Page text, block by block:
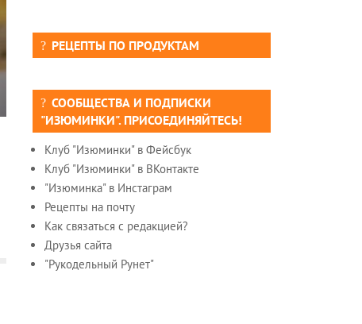
РЕЦЕПТЫ ПО ПРОДУКТАМ
СООБЩЕСТВА И ПОДПИСКИ
"ИЗЮМИНКИ". ПРИСОЕДИНЯЙТЕСЬ!
Клуб "Изюминки" в Фейсбук
Клуб "Изюминки" в ВКонтакте
"Изюминка" в Инстаграм
Рецепты на почту
Как связаться с редакцией?
Друзья сайта
"Рукодельный Рунет"